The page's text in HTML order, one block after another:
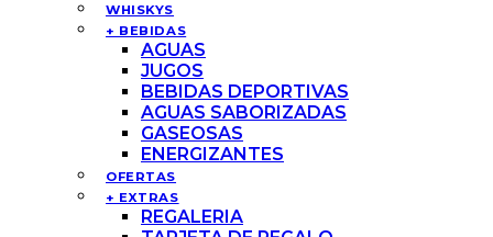
WHISKYS
+ BEBIDAS
AGUAS
JUGOS
BEBIDAS DEPORTIVAS
AGUAS SABORIZADAS
GASEOSAS
ENERGIZANTES
OFERTAS
+ EXTRAS
REGALERIA